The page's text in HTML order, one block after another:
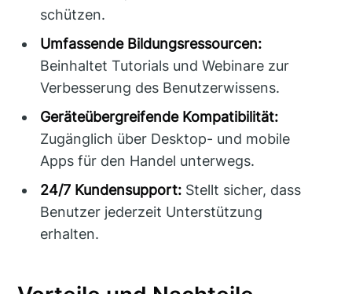
schützen.
Umfassende Bildungsressourcen:
Beinhaltet Tutorials und Webinare zur
Verbesserung des Benutzerwissens.
Geräteübergreifende Kompatibilität:
Zugänglich über Desktop- und mobile
Apps für den Handel unterwegs.
24/7 Kundensupport: Stellt sicher, dass
Benutzer jederzeit Unterstützung
erhalten.